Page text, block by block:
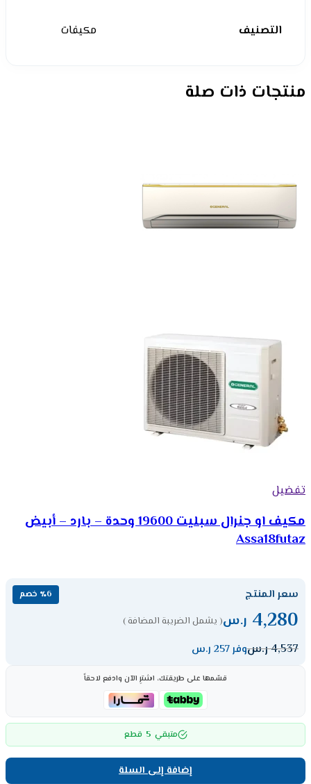
التصنيف مكيفات
منتجات ذات صلة
تفضيل
مكيف او جنرال سبليت 19600 وحدة – بارد – أبيض
Assa18futaz
سعر المنتج ٪6 خصم
4,280 ر.س( يشمل الضريبة المضافة )
4,537ر.سوفر 257 ر.س
قسّمها على طريقتك، اشترِ الآن وادفع لاحقاً
متبقي 5 قطع
إضافة إلى السلة